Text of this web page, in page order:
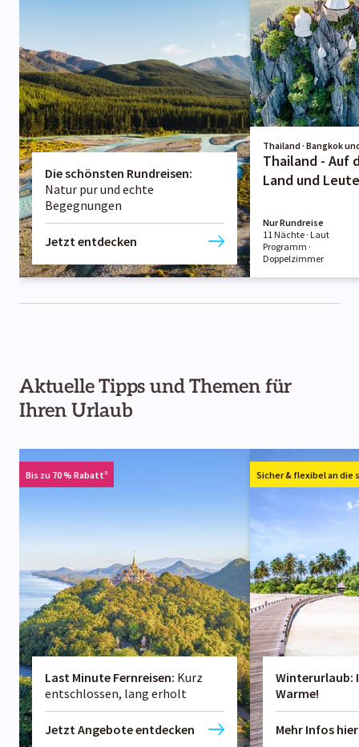
Die schönsten Rundreisen:
Natur pur und echte
Begegnungen
Jetzt entdecken
Thailand · Bangkok
Thailand - Auf
Land und
Nur Rundreise
11 Nächte · Laut
Programm ·
Doppelzimmer
Aktuelle Tipps und Themen für
Ihren Urlaub
Bis zu 70 % Rabatt³
Last Minute Fernreisen: Kurz
entschlossen, lang erholt
Jetzt Angebote entdecken
Sicher & flexibel an die
Winterurlaub:
Warme!
Mehr Infos hier